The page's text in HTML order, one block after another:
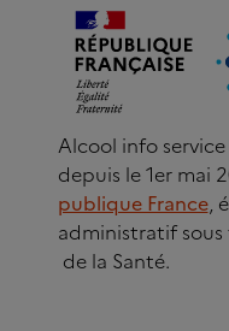
Alcool info
depuis le 1er mai
publique France,
administratif
de la Santé.